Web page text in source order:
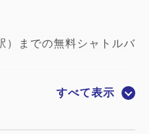
までの無料シャトルバ
すべて表示